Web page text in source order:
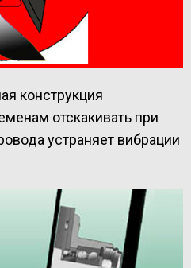
конструкция
отскакивать при
устраняет вибрации